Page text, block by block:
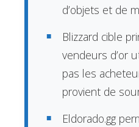
d’objets et de
Blizzard cible
vendeurs d’or
pas les
provient de
Eldorado.gg